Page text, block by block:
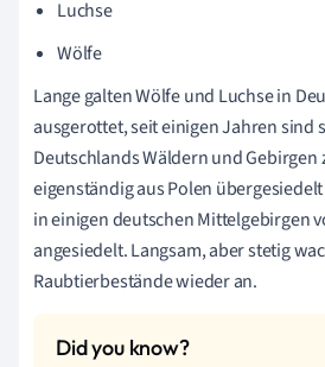
Luchse
Wölfe
Lange galten Wölfe und Luchse in
ausgerottet, seit einigen Jahren sind
Deutschlands Wäldern und
eigenständig aus Polen
in einigen deutschen Mittelgebirgen
angesiedelt. Langsam, aber stetig
Raubtierbestände wieder an.